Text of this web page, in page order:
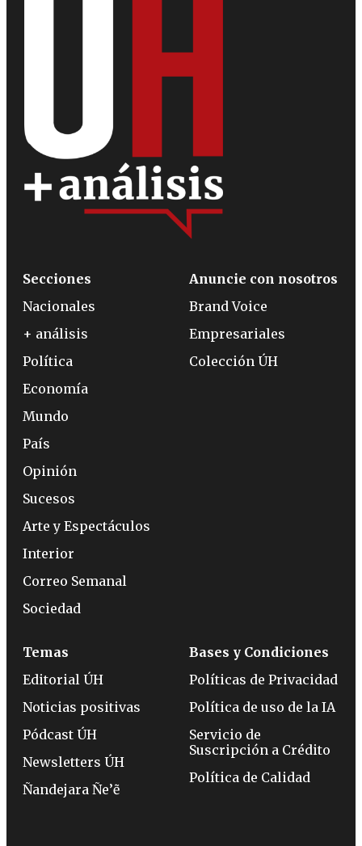
Secciones
Nacionales
+ análisis
Política
Economía
Mundo
País
Opinión
Sucesos
Arte y Espectáculos
Interior
Correo Semanal
Sociedad
Anuncie con nosotros
Brand Voice
Empresariales
Colección ÚH
Temas
Editorial ÚH
Noticias positivas
Pódcast ÚH
Newsletters ÚH
Ñandejara Ñe’ẽ
Bases y Condiciones
Políticas de Privacidad
Política de uso de la IA
Servicio de
Suscripción a Crédito
Política de Calidad